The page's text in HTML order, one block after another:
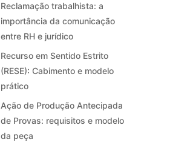
Reclamação trabalhista: a
importância da comunicação
entre RH e jurídico
Recurso em Sentido Estrito
(RESE): Cabimento e modelo
prático
Ação de Produção Antecipada
de Provas: requisitos e modelo
da peça